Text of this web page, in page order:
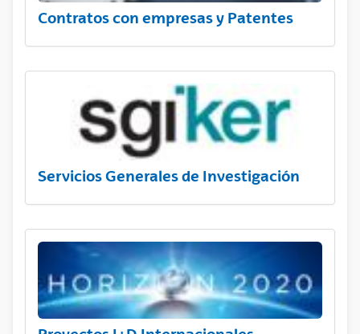
Contratos con empresas y Patentes
Servicios Generales de Investigación